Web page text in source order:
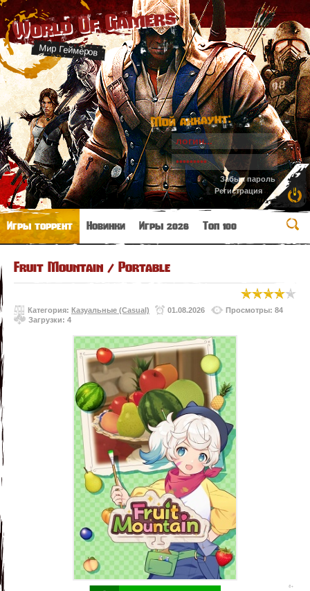
World Of Gamers
Мир Геймеров
Мой аккаунт:
Забыл пароль
Регистрация
Игры торрент Новинки Игры 2026 Топ 100
Fruit Mountain / Portable
Категория: Казуальные (Casual) 01.08.2026
Просмотры: 84
Загрузки: 4